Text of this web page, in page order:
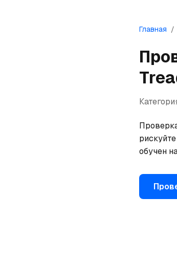
Главная /
обучен